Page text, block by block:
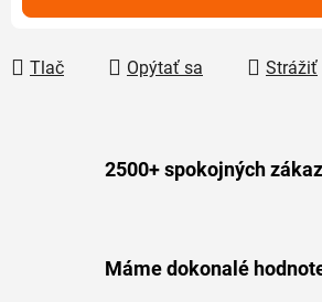
Tlač Opýtať sa Strážiť
2500+ spokojných
Máme dokonalé